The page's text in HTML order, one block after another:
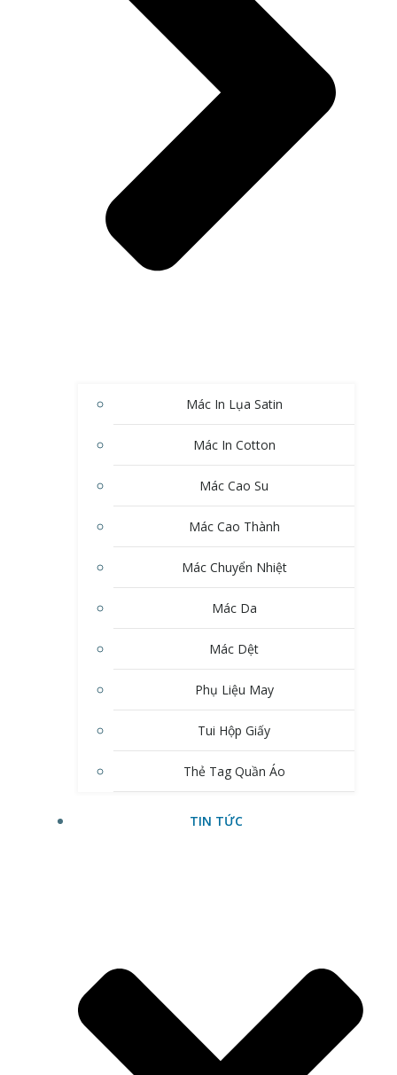
Mác In Lụa Satin
Mác In Cotton
Mác Cao Su
Mác Cao Thành
Mác Chuyển Nhiệt
Mác Da
Mác Dệt
Phụ Liệu May
Tui Hộp Giấy
Thẻ Tag Quần Áo
TIN TỨC